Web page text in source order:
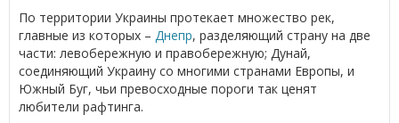
По территории Украины протекает множество рек,
главные из которых – Днепр, разделяющий страну на две
части: левобережную и правобережную; Дунай,
соединяющий Украину со многими странами Европы, и
Южный Буг, чьи превосходные пороги так ценят
любители рафтинга.